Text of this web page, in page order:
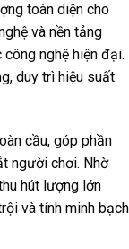
toàn diện cho
và nền tảng
nghệ hiện đại.
duy trì hiệu suất
cầu, góp phần
người chơi. Nhờ
hút lượng lớn
và tính minh bạch